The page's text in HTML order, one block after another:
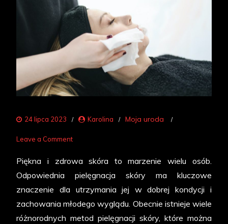
24 lipca 2023 Karolina Moja uroda
Leave a Commenton
są
metody
pielęgnacji
skóry?
Piękna i zdrowa skóra to marzenie wielu osób.
Odpowiednia pielęgnacja skóry ma kluczowe
znaczenie dla utrzymania jej w dobrej kondycji i
zachowania młodego wyglądu. Obecnie istnieje wiele
różnorodnych metod pielęgnacji skóry, które można